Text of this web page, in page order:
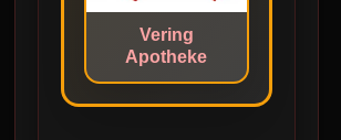
Vering
Apotheke